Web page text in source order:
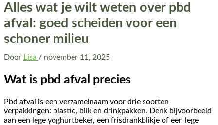
Alles wat je wilt weten over pbd
afval: goed scheiden voor een
schoner milieu
Door Lisa / november 11, 2025
Wat is pbd afval precies
Pbd afval is een verzamelnaam voor drie soorten
verpakkingen: plastic, blik en drinkpakken. Denk bijvoorbeeld
aan een lege yoghurtbeker, een frisdrankblikje of een lege